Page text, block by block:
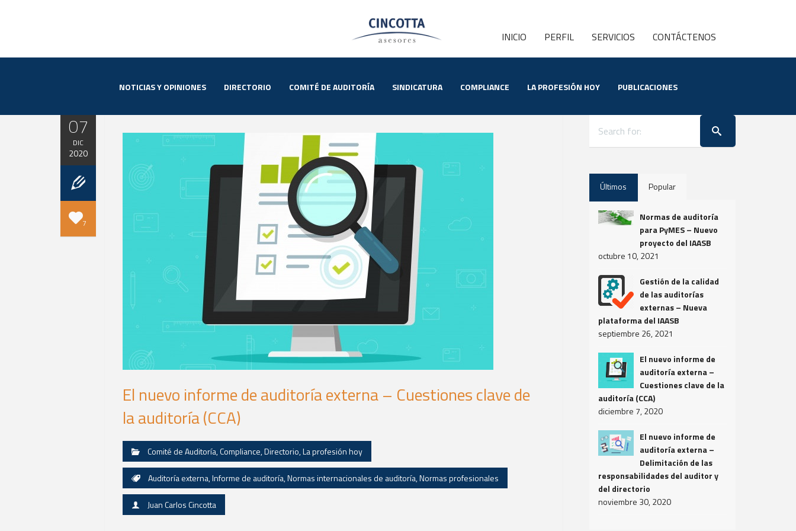
INICIO PERFIL SERVICIOS CONTÁCTENOS
NOTICIAS Y OPINIONES DIRECTORIO COMITÉ DE AUDITORÍA SINDICATURA COMPLIANCE LA PROFESIÓN HOY PUBLICACIONES
07
DIC
2020
7
El nuevo informe de auditoría externa – Cuestiones clave de
la auditoría (CCA)
Comité de Auditoría,Compliance,Directorio,La profesión hoy
Auditoría externa,Informe de auditoría,Normas internacionales de auditoría,Normas profesionales
Juan Carlos Cincotta
Últimos Popular
Normas de auditoría
para PyMES – Nuevo
proyecto del IAASB
octubre 10, 2021
Gestión de la calidad
de las auditorías
externas – Nueva
plataforma del IAASB
septiembre 26, 2021
El nuevo informe de
auditoría externa –
Cuestiones clave de la
auditoría (CCA)
diciembre 7, 2020
El nuevo informe de
auditoría externa –
Delimitación de las
responsabilidades del auditor y
del directorio
noviembre 30, 2020